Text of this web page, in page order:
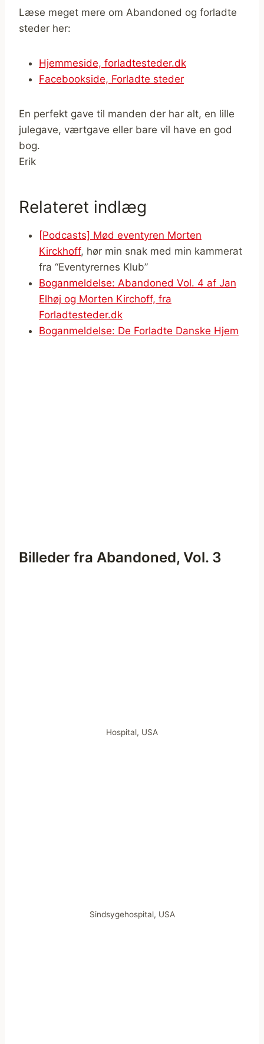
Læse meget mere om Abandoned og forladte
steder her:
Hjemmeside, forladtesteder.dk
Facebookside, Forladte steder
En perfekt gave til manden der har alt, en lille
julegave, værtgave eller bare vil have en god
bog.
Erik
Relateret indlæg
[Podcasts] Mød eventyren Morten
Kirckhoff, hør min snak med min kammerat
fra “Eventyrernes Klub”
Boganmeldelse: Abandoned Vol. 4 af Jan
Elhøj og Morten Kirchoff, fra
Forladtesteder.dk
Boganmeldelse: De Forladte Danske Hjem
Billeder fra Abandoned, Vol. 3
Hospital, USA
Sindsygehospital, USA